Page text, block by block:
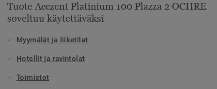
Tuote Acczent Platinium 100 Plazza 2 OCHRE
soveltuu käytettäväksi
Myymälät ja liiketilat
Hotellit ja ravintolat
Toimistot